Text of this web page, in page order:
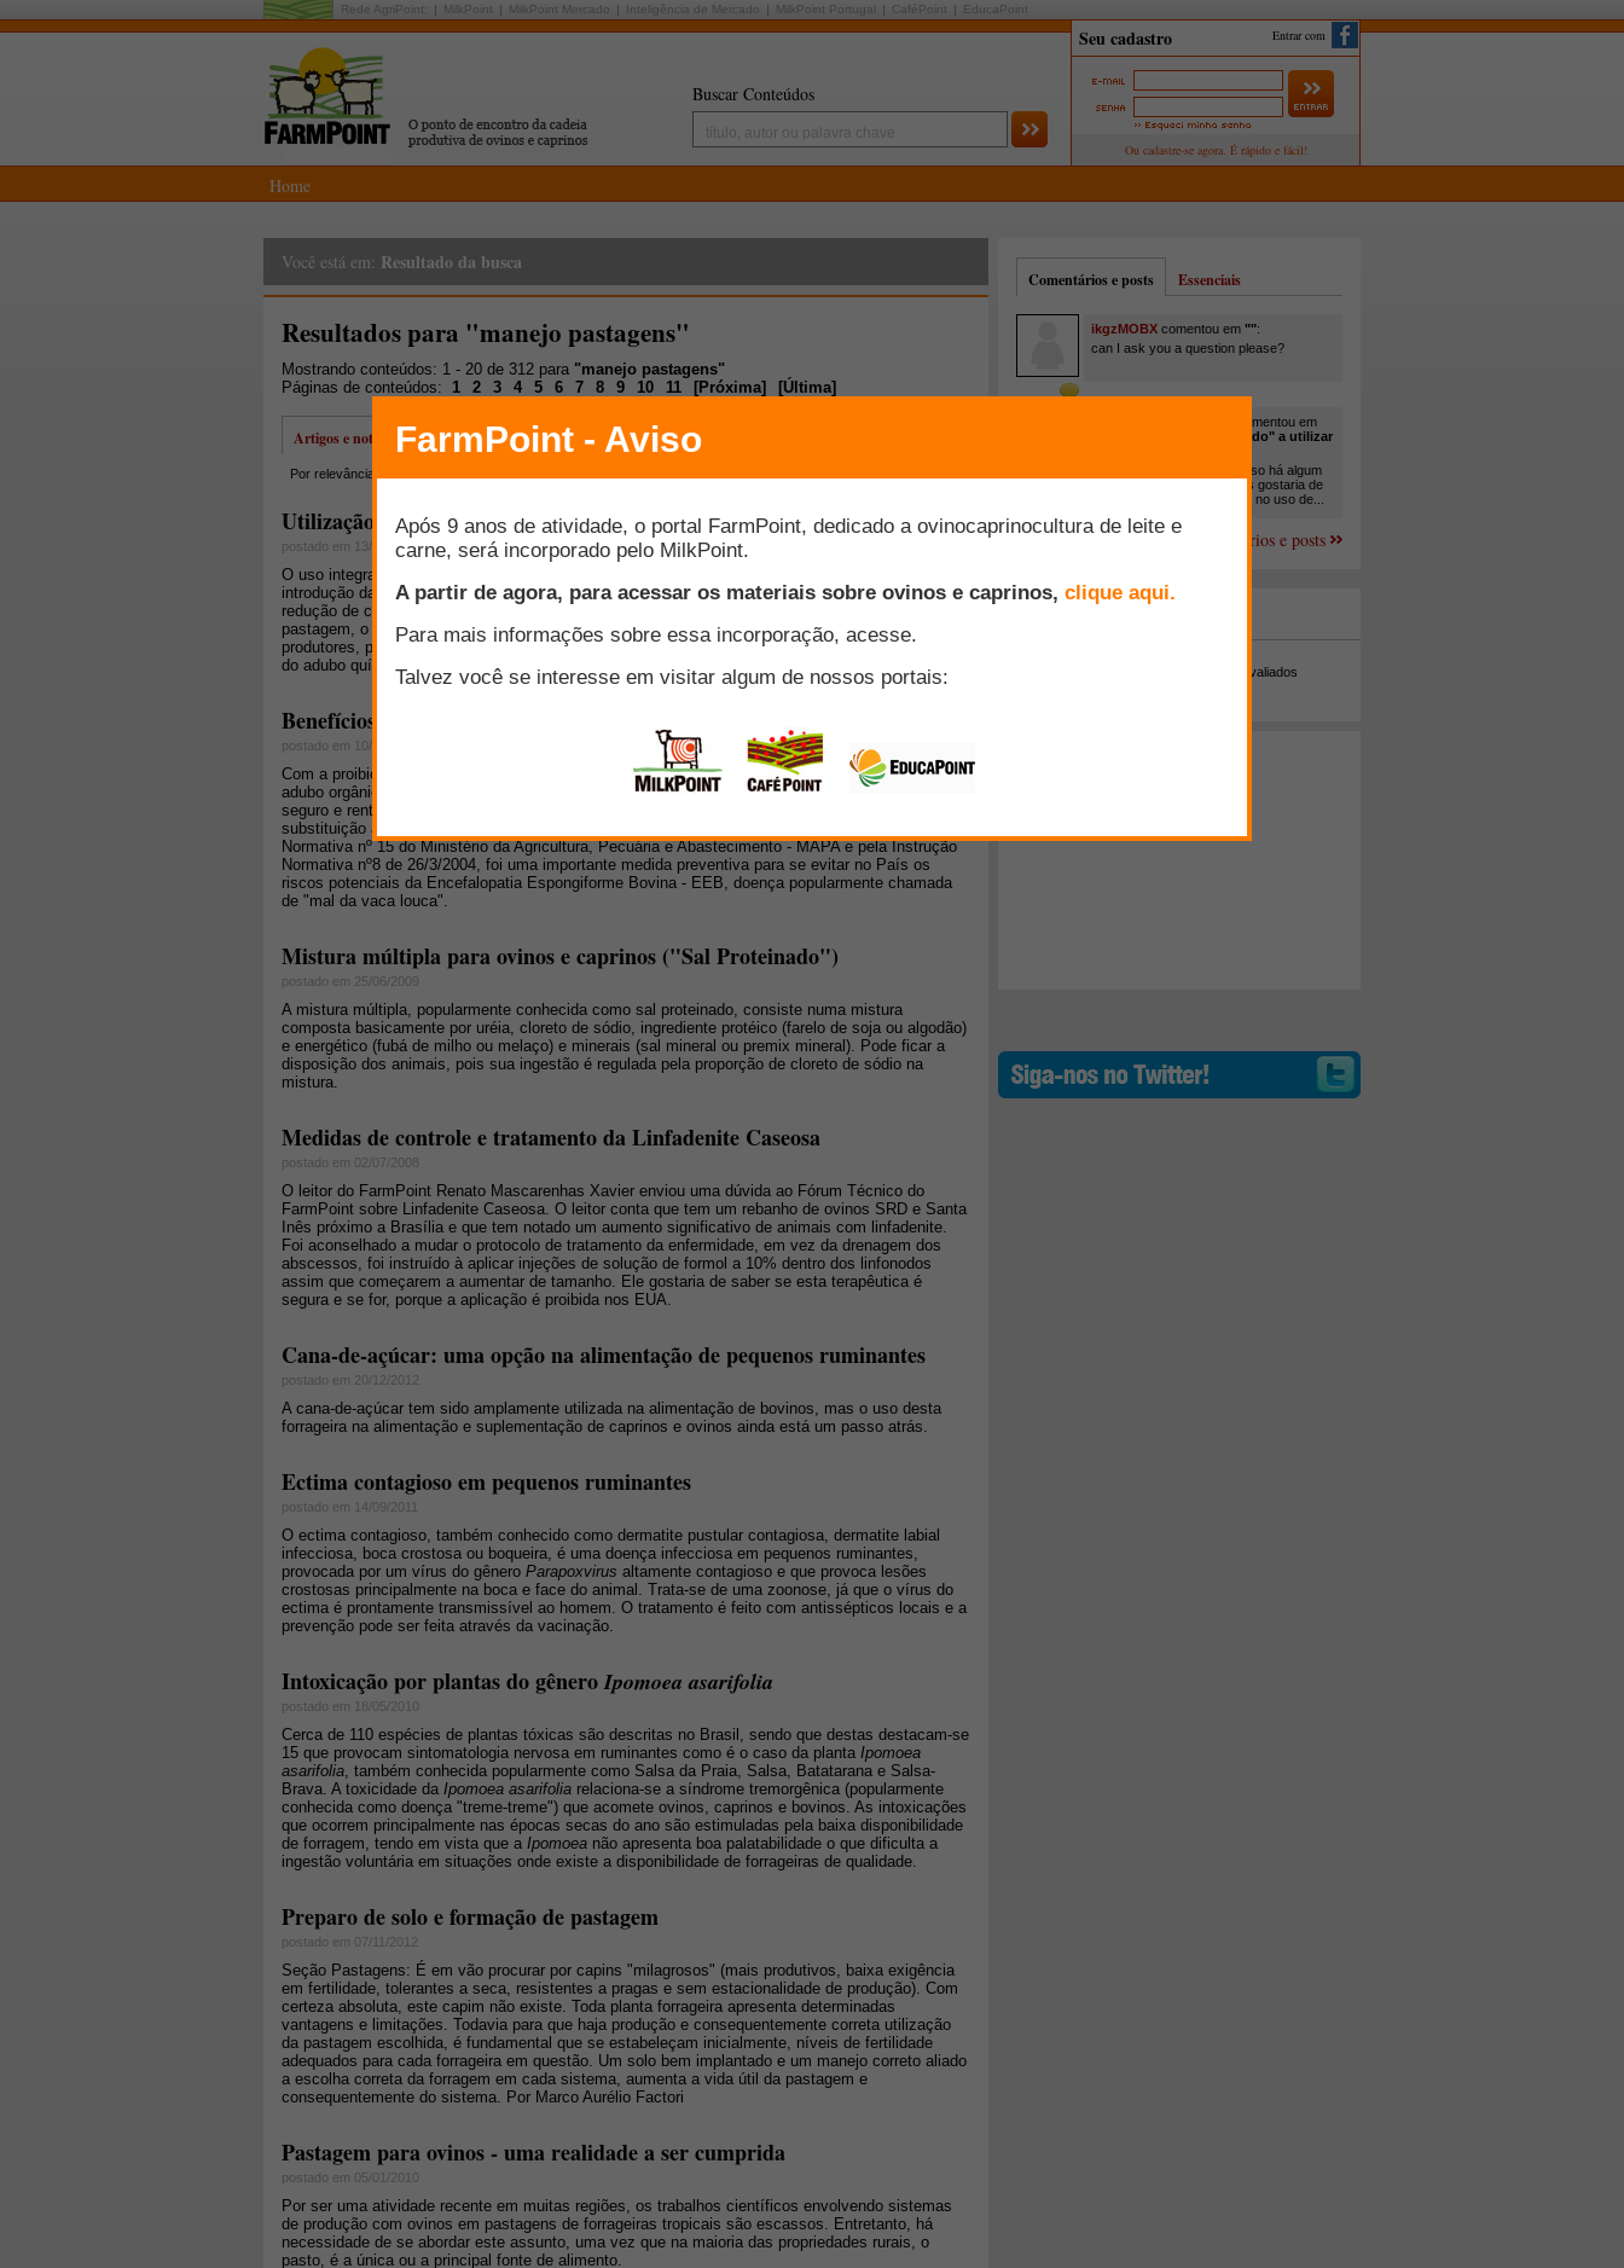
Rede AgriPoint: MilkPoint MilkPoint Mercado Inteligência de Mercado MilkPoint Portugal CaféPoint EducaPoint
Buscar Conteúdos
Entrar com
Home
Você está em: Resultado da busca
Resultados para "manejo pastagens"
Mostrando conteúdos: 1 - 20 de 312 para "manejo pastagens"
Páginas de conteúdos:
1 2 3 4 5 6 7 8 9 10 11 [Próxima] [Última]
Artigos e notícias
Por relevância
Utilização da cama de frango como adubo orgânico de pastagens
postado em 13/08/2009
O uso integrado e racional dos recursos disponíveis dentro da propriedade rural aliado a
introdução da tecnologia, permite aumentar a estabilidade dos sistemas de produção com a
redução de custos e aumento da produtividade. Nos sistemas de produção de leite e carne em
pastagem, o uso da cama de frango como adubo orgânico é uma saída atrativa encontrada pelos
produtores, por tornar a produção mais rentável em virtude da substituição de parte ou totalidade
do adubo químico, principalmente a uréia, além do potássio e até mesmo o fósforo.
Benefícios do uso da cama de frango como adubo em pastagens tropicais
postado em 10/06/2011
Com a proibição do uso da cama aviária na alimentação de ruminantes, sua utilização como
adubo orgânico foi a saída encontrada por avicultores e produtores de leite e corte, tornando
seguro e rentável o destino desse resíduo bem como a viabilização do custo de produção em
substituição ao adubo químico. Para tanto, sua proibição a partir de 2001 pela Instrução
Normativa nº 15 do Ministério da Agricultura, Pecuária e Abastecimento - MAPA e pela Instrução
Normativa nº8 de 26/3/2004, foi uma importante medida preventiva para se evitar no País os
riscos potenciais da Encefalopatia Espongiforme Bovina - EEB, doença popularmente chamada
de "mal da vaca louca".
Mistura múltipla para ovinos e caprinos ("Sal Proteinado")
postado em 25/06/2009
A mistura múltipla, popularmente conhecida como sal proteinado, consiste numa mistura
composta basicamente por uréia, cloreto de sódio, ingrediente protéico (farelo de soja ou algodão)
e energético (fubá de milho ou melaço) e minerais (sal mineral ou premix mineral). Pode ficar a
disposição dos animais, pois sua ingestão é regulada pela proporção de cloreto de sódio na
mistura.
Medidas de controle e tratamento da Linfadenite Caseosa
postado em 02/07/2008
O leitor do FarmPoint Renato Mascarenhas Xavier enviou uma dúvida ao Fórum Técnico do
FarmPoint sobre Linfadenite Caseosa. O leitor conta que tem um rebanho de ovinos SRD e Santa
Inês próximo a Brasília e que tem notado um aumento significativo de animais com linfadenite.
Foi aconselhado a mudar o protocolo de tratamento da enfermidade, em vez da drenagem dos
abscessos, foi instruído à aplicar injeções de solução de formol a 10% dentro dos linfonodos
assim que começarem a aumentar de tamanho. Ele gostaria de saber se esta terapêutica é
segura e se for, porque a aplicação é proibida nos EUA.
Cana-de-açúcar: uma opção na alimentação de pequenos ruminantes
postado em 20/12/2012
A cana-de-açúcar tem sido amplamente utilizada na alimentação de bovinos, mas o uso desta
forrageira na alimentação e suplementação de caprinos e ovinos ainda está um passo atrás.
Ectima contagioso em pequenos ruminantes
postado em 14/09/2011
O ectima contagioso, também conhecido como dermatite pustular contagiosa, dermatite labial
infecciosa, boca crostosa ou boqueira, é uma doença infecciosa em pequenos ruminantes,
provocada por um vírus do gênero Parapoxvirus altamente contagioso e que provoca lesões
crostosas principalmente na boca e face do animal. Trata-se de uma zoonose, já que o vírus do
ectima é prontamente transmissível ao homem. O tratamento é feito com antissépticos locais e a
prevenção pode ser feita através da vacinação.
Intoxicação por plantas do gêneroIpomoea asarifolia
postado em 18/05/2010
Cerca de 110 espécies de plantas tóxicas são descritas no Brasil, sendo que destas destacam-se
15 que provocam sintomatologia nervosa em ruminantes como é o caso da planta Ipomoea
asarifolia, também conhecida popularmente como Salsa da Praia, Salsa, Batatarana e Salsa-
Brava. A toxicidade da Ipomoea asarifolia relaciona-se a síndrome tremorgênica (popularmente
conhecida como doença "treme-treme") que acomete ovinos, caprinos e bovinos. As intoxicações
que ocorrem principalmente nas épocas secas do ano são estimuladas pela baixa disponibilidade
de forragem, tendo em vista que a Ipomoea não apresenta boa palatabilidade o que dificulta a
ingestão voluntária em situações onde existe a disponibilidade de forrageiras de qualidade.
Preparo de solo e formação de pastagem
postado em 07/11/2012
Seção Pastagens: É em vão procurar por capins "milagrosos" (mais produtivos, baixa exigência
em fertilidade, tolerantes a seca, resistentes a pragas e sem estacionalidade de produção). Com
certeza absoluta, este capim não existe. Toda planta forrageira apresenta determinadas
vantagens e limitações. Todavia para que haja produção e consequentemente correta utilização
da pastagem escolhida, é fundamental que se estabeleçam inicialmente, níveis de fertilidade
adequados para cada forrageira em questão. Um solo bem implantado e um manejo correto aliado
a escolha correta da forragem em cada sistema, aumenta a vida útil da pastagem e
consequentemente do sistema. Por Marco Aurélio Factori
Pastagem para ovinos - uma realidade a ser cumprida
postado em 05/01/2010
Por ser uma atividade recente em muitas regiões, os trabalhos científicos envolvendo sistemas
de produção com ovinos em pastagens de forrageiras tropicais são escassos. Entretanto, há
necessidade de se abordar este assunto, uma vez que na maioria das propriedades rurais, o
pasto, é a única ou a principal fonte de alimento.
Comentários e posts Essenciais
ikgzMOBX comentou em "":
can I ask you a question please?
comentou em
"Você está sendo "obrigado" a utilizar
Em minha propriedade, já uso há algum
tempo cana com ureia, mas gostaria de
um melhor aprofundamento no uso de...
Mais comentários e posts
Melhor avaliados